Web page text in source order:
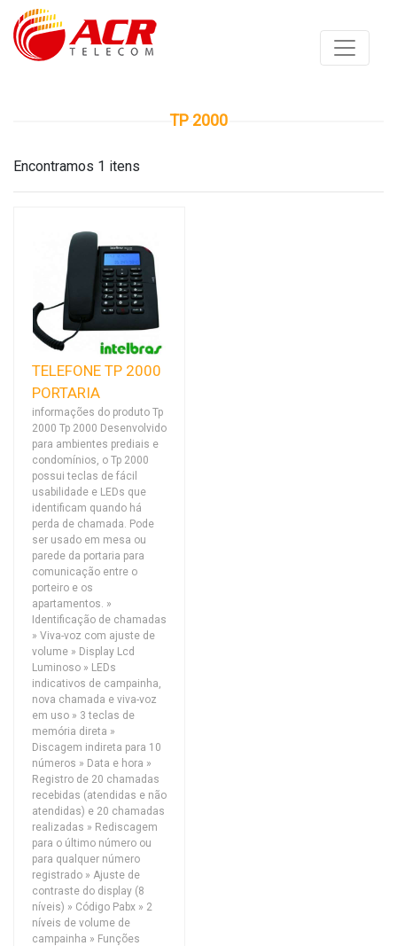
TP 2000
Encontramos 1 itens
TELEFONE TP 2000
PORTARIA
informações do produto Tp
2000 Tp 2000 Desenvolvido
para ambientes prediais e
condomínios, o Tp 2000
possui teclas de fácil
usabilidade e LEDs que
identificam quando há
perda de chamada. Pode
ser usado em mesa ou
parede da portaria para
comunicação entre o
porteiro e os
apartamentos. »
Identificação de chamadas
» Viva-voz com ajuste de
volume » Display Lcd
Luminoso » LEDs
indicativos de campainha,
nova chamada e viva-voz
em uso » 3 teclas de
memória direta »
Discagem indireta para 10
números » Data e hora »
Registro de 20 chamadas
recebidas (atendidas e não
atendidas) e 20 chamadas
realizadas » Rediscagem
para o último número ou
para qualquer número
registrado » Ajuste de
contraste do display (8
níveis) » Código Pabx » 2
níveis de volume de
campainha » Funções